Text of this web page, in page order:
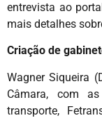
entrevista ao
mais detalhes
Criação de
Wagner Siqueira
Câmara, com
transporte,